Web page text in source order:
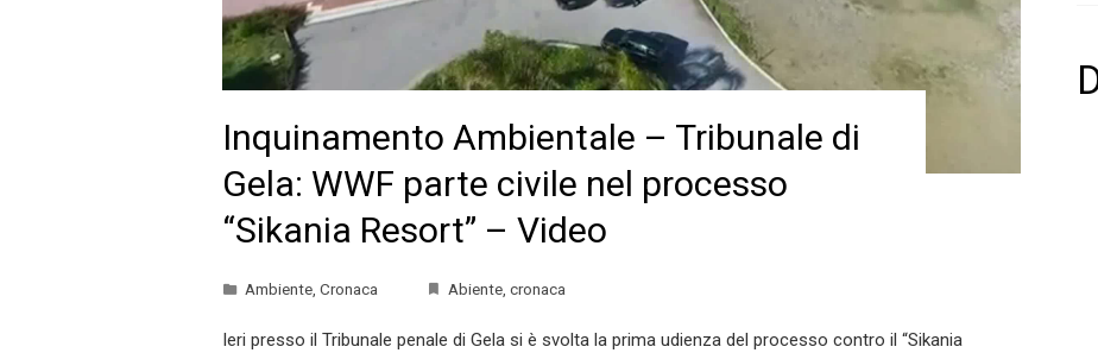
Inquinamento Ambientale – Tribunale di
Gela: WWF parte civile nel processo
“Sikania Resort” – Video
Ambiente, Cronaca Abiente, cronaca
Ieri presso il Tribunale penale di Gela si è svolta la prima udienza del processo contro il “Sikania